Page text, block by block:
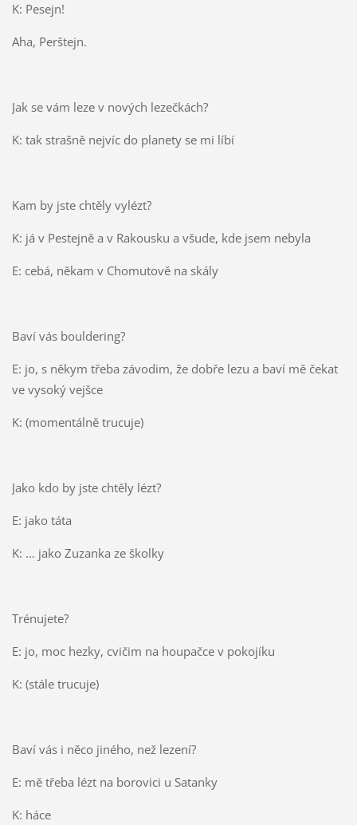
K: Pesejn!
Aha, Perštejn.
Jak se vám leze v nových lezečkách?
K: tak strašně nejvíc do planety se mi líbí
Kam by jste chtěly vylézt?
K: já v Pestejně a v Rakousku a všude, kde jsem nebyla
E: cebá, někam v Chomutově na skály
Baví vás bouldering?
E: jo, s někym třeba závodim, že dobře lezu a baví mě čekat
ve vysoký vejšce
K: (momentálně trucuje)
Jako kdo by jste chtěly lézt?
E: jako táta
K: … jako Zuzanka ze školky
Trénujete?
E: jo, moc hezky, cvičim na houpačce v pokojíku
K: (stále trucuje)
Baví vás i něco jiného, než lezení?
E: mě třeba lézt na borovici u Satanky
K: háce